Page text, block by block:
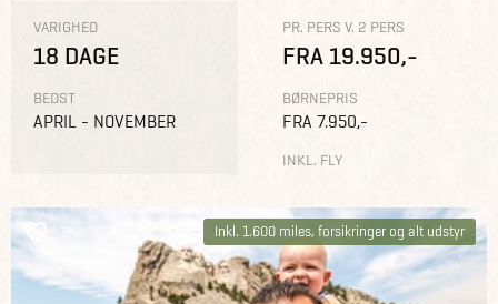
VARIGHED
18 DAGE
BEDST
APRIL - NOVEMBER
PR. PERS V. 2 PERS
FRA 19.950,-
BØRNEPRIS
FRA 7.950,-
INKL. FLY
Inkl. 1.600 miles, forsikringer og alt udstyr